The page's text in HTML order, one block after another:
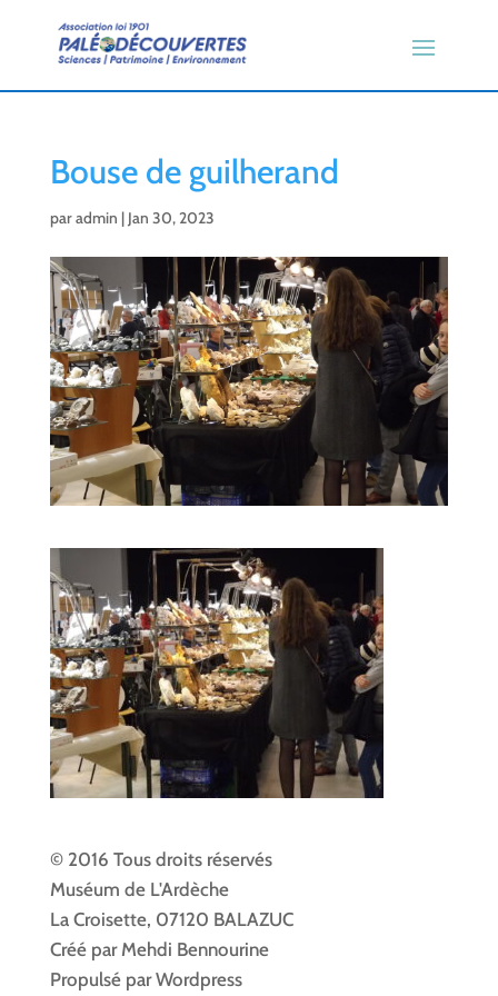
Bouse de guilherand
paradmin | Jan 30, 2023
© 2016 Tous droits réservés
Muséum de L'Ardèche
La Croisette, 07120 BALAZUC
Créé par Mehdi Bennourine
Propulsé par Wordpress